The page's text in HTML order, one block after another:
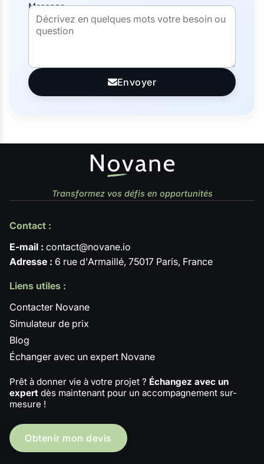
Message
Envoyer
Transformez vos défis en opportunités
Contact :
E-mail : contact@novane.io
Adresse : 6 rue d'Armaillé, 75017 Paris, France
Liens utiles :
Contacter Novane
Simulateur de prix
Blog
Échanger avec un expert Novane
Prêt à donner vie à votre projet ? Échangez avec un
expert dès maintenant pour un accompagnement sur-
mesure !
Obtenir mon devis